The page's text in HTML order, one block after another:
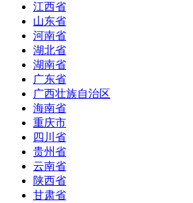
江西省
山东省
河南省
湖北省
湖南省
广东省
广西壮族自治区
海南省
重庆市
四川省
贵州省
云南省
陕西省
甘肃省